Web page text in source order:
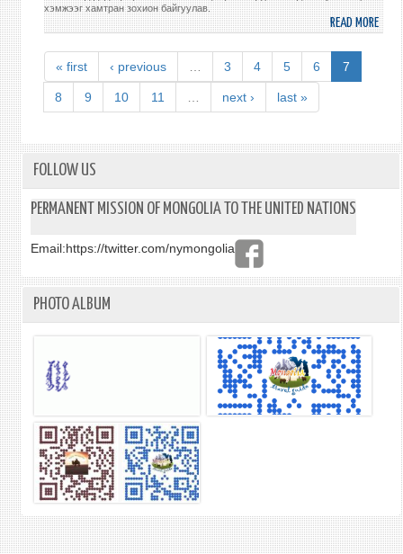
хэмжээг хамтран зохион байгуулав.
READ MORE
« first ‹ previous 3 4 5 6 7
8 9 10 11 next › last »
FOLLOW US
PERMANENT MISSION OF MONGOLIA TO THE UNITED NATIONS
Email:https://twitter.com/nymongolia
PHOTO ALBUM